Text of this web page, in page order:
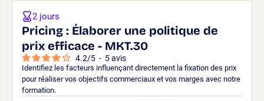
Pricing : Élaborer une politique de
prix efficace - MKT.30
4.2/5 - 5avis
Identifiez les facteurs influençant directement la fixation des prix
pour réaliser vos objectifs commerciaux et vos marges avec notre
formation.
2 jours